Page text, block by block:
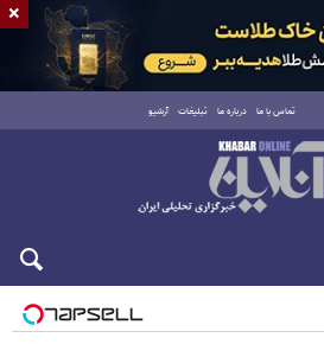
تماس با ما درباره ما تبلیغات آرشیو
×